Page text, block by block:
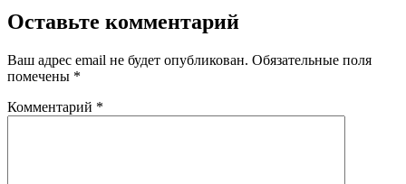
Оставьте комментарий
Ваш адрес email не будет опубликован. Обязательные поля
помечены *
Комментарий *